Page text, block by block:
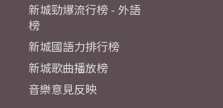
新城勁爆流行榜 - 外語
榜
新城國語力排行榜
新城歌曲播放榜
音樂意見反映